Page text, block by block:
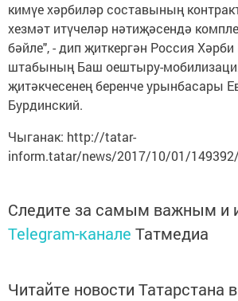
кимүе хәрбиләр составының
хезмәт итүчеләр нәтиҗәсендә
бәйле", - дип җиткергән Россия Хәрби
штабының Баш оештыру-
җитәкчесенең беренче урынбасары
Бурдинский.
Чыганак: http://tatar-
inform.tatar/news/2017/10/01/149392/
Следите за самым важным и
Telegram-канале Татмедиа
Читайте новости Татарстана в